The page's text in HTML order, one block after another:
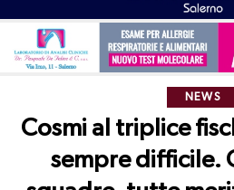
NEWS
Cosmi al triplice
sempre difficile.